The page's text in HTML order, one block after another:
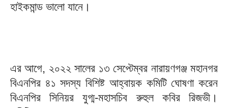
হাইকমান্ড ভালো যানে।
এর আগে, ২০২২ সালের ১৩ সেপ্টেম্বর নারায়ণগঞ্জ মহানগর
বিএনপির ৪১ সদস্য বিশিষ্ট আহ্বায়ক কমিটি ঘোষণা করেন
বিএনপির সিনিয়র যুগ্ম-মহাসচিব রুহুল কবির রিজভী।